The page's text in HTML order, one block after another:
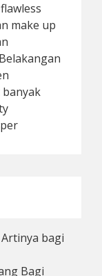
make up
Artinya bagi
Bagi